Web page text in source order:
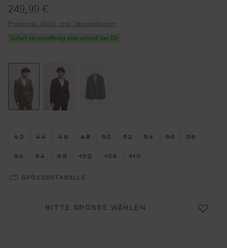
Regulärer Preis:
249,99 €
Preise inkl. MwSt. zzgl. Versandkosten
Sofort versandfertig und schnell bei Dir
Größe wählen
42 Größe wählen
44 Größe wählen
46 Größe wählen
48 Größe wählen
50 Größe wählen
52 Größe wählen
54 Größe
56 Größe
58
Größe wählen
90 Größe wählen
94 Größe wählen
98 Größe wählen
102 Größe wählen
106 Größe wählen
110
GRÖSSENTABELLE
BITTE GRÖSSE WÄHLEN